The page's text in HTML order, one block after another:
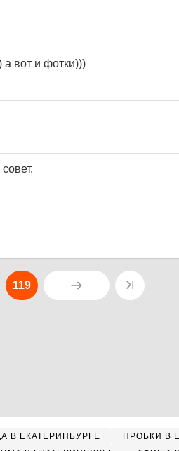
вот и фотки)))
119
В ЕКАТЕРИНБУРГЕ
ПРОБКИ В